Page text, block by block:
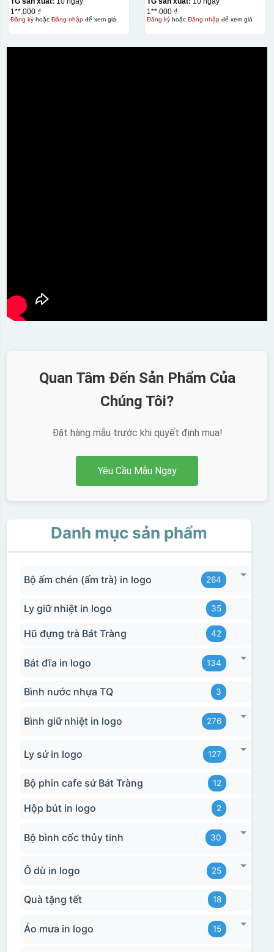
1**.000 ₫
Đăng kýhoặc Đăng nhậpđể xem giá
1**.000 ₫
Đăng kýhoặc Đăng nhậpđể xem giá
Quan Tâm Đến Sản Phẩm Của
Chúng Tôi?
Đặt hàng mẫu trước khi quyết định mua!
Yêu Cầu Mẫu Ngay
Danh mục sản phẩm
Bộ ấm chén (ấm trà) in logo 264
Ly giữ nhiệt in logo 35
Hũ đựng trà Bát Tràng 42
Bát đĩa in logo 134
Bình nước nhựa TQ 3
Bình giữ nhiệt in logo 276
Ly sứ in logo 127
Bộ phin cafe sứ Bát Tràng 12
Hộp bút in logo 2
Bộ bình cốc thủy tinh 30
Ô dù in logo 25
Quà tặng tết 18
Áo mưa in logo 15